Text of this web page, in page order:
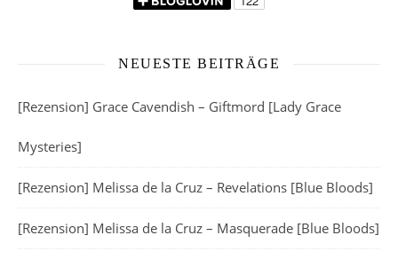
NEUESTE BEITRÄGE
[Rezension] Grace Cavendish – Giftmord [Lady Grace
Mysteries]
[Rezension] Melissa de la Cruz – Revelations [Blue Bloods]
[Rezension] Melissa de la Cruz – Masquerade [Blue Bloods]